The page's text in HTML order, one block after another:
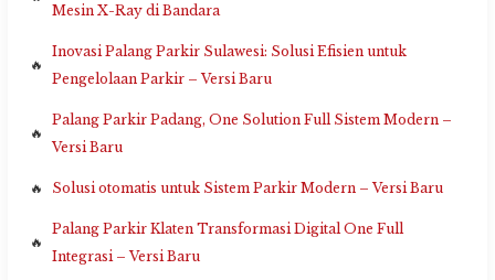
Mesin X-Ray di Bandara
Inovasi Palang Parkir Sulawesi: Solusi Efisien untuk
Pengelolaan Parkir – Versi Baru
Palang Parkir Padang, One Solution Full Sistem Modern –
Versi Baru
Solusi otomatis untuk Sistem Parkir Modern – Versi Baru
Palang Parkir Klaten Transformasi Digital One Full
Integrasi – Versi Baru